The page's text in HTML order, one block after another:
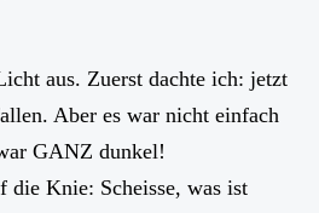
aus. Zuerst dachte ich: jetzt
Aber es war nicht einfach
GANZ dunkel!
die Knie: Scheisse, was ist